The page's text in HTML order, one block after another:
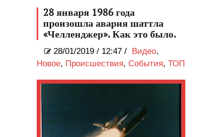
28 января 1986 года
произошла авария шаттла
«Челленджер». Как это было.
28/01/2019 / 12:47 / Видео,
Новое, Происшествия, События, ТОП